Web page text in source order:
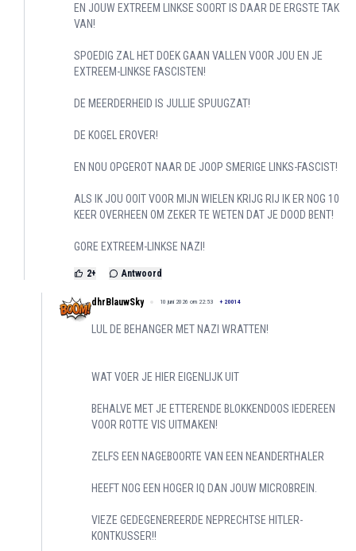
EN JOUW EXTREEM LINKSE SOORT IS DAAR DE ERGSTE TAK
VAN!
SPOEDIG ZAL HET DOEK GAAN VALLEN VOOR JOU EN JE
EXTREEM-LINKSE FASCISTEN!
DE MEERDERHEID IS JULLIE SPUUGZAT!
DE KOGEL EROVER!
EN NOU OPGEROT NAAR DE JOOP SMERIGE LINKS-FASCIST!
ALS IK JOU OOIT VOOR MIJN WIELEN KRIJG RIJ IK ER NOG 10
KEER OVERHEEN OM ZEKER TE WETEN DAT JE DOOD BENT!
GORE EXTREEM-LINKSE NAZI!
2+ Antwoord
dhrBlauwSky 10 juni 2026 om 22:53 + 20014
LUL DE BEHANGER MET NAZI WRATTEN!
WAT VOER JE HIER EIGENLIJK UIT
BEHALVE MET JE ETTERENDE BLOKKENDOOS IEDEREEN
VOOR ROTTE VIS UITMAKEN!
ZELFS EEN NAGEBOORTE VAN EEN NEANDERTHALER
HEEFT NOG EEN HOGER IQ DAN JOUW MICROBREIN.
VIEZE GEDEGENEREERDE NEPRECHTSE HITLER-
KONTKUSSER!!